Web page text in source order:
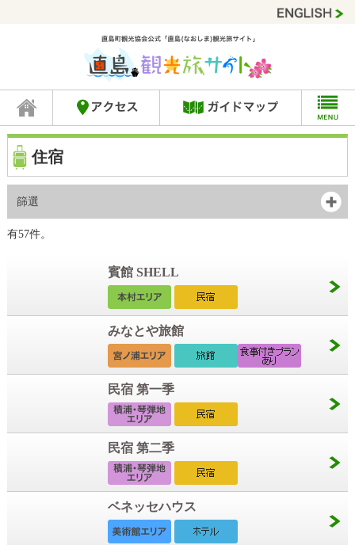
住宿
篩選
有57件。
賓館 SHELL
みなとや旅館
民宿 第一季
民宿 第二季
ベネッセハウス